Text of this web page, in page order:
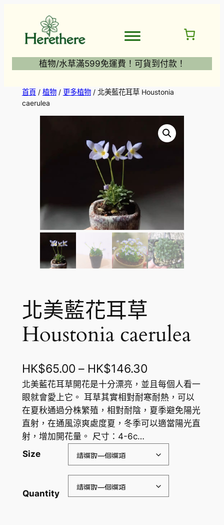
植物/水草滿599免運費！可貨到付款！
首頁/ 植物/ 更多植物/ 北美藍花耳草 Houstonia
caerulea
北美藍花耳草
Houstonia caerulea
HK$65.00 – HK$146.30價
格
範
圍
K
北美藍花耳草開花是十分漂亮，並且每個人看一
眼就會愛上它。 耳草其實相對耐寒耐熱，可以
在夏秋通過分株繁殖，相對耐陰，夏季避免陽光
直射，在通風涼爽處度夏，冬季可以適當陽光直
射，增加開花量。 尺寸：4-6c…
Size
Quantity